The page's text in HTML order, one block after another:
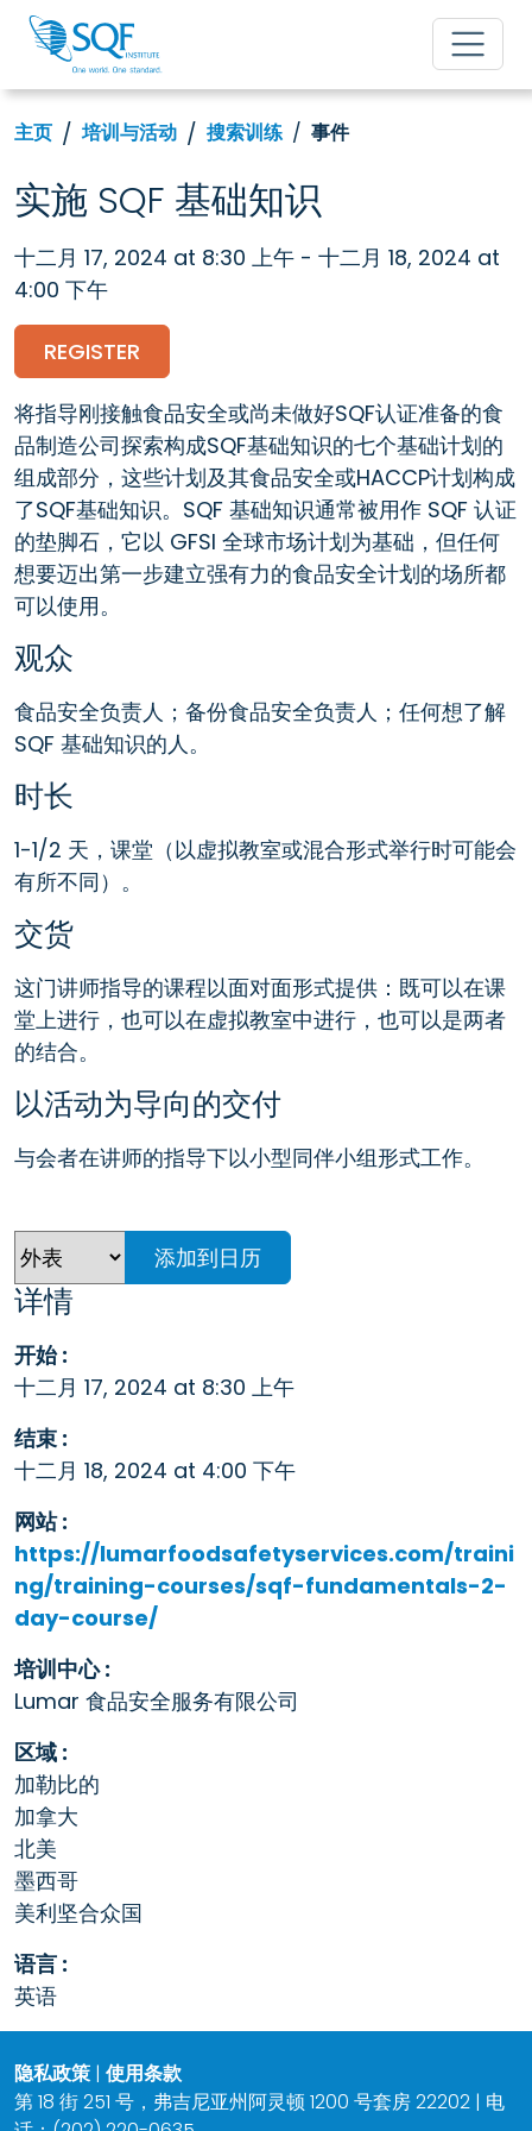
主页 培训与活动 搜索训练 事件
实施 SQF 基础知识
十二月 17, 2024 at 8:30 上午 - 十二月 18, 2024 at
4:00 下午
REGISTER
将指导刚接触食品安全或尚未做好SQF认证准备的食
品制造公司探索构成SQF基础知识的七个基础计划的
组成部分，这些计划及其食品安全或HACCP计划构成
了SQF基础知识。SQF 基础知识通常被用作 SQF 认证
的垫脚石，它以 GFSI 全球市场计划为基础，但任何
想要迈出第一步建立强有力的食品安全计划的场所都
可以使用。
观众
食品安全负责人；备份食品安全负责人；任何想了解
SQF 基础知识的人。
时长
1-1/2 天，课堂（以虚拟教室或混合形式举行时可能会
有所不同）。
交货
这门讲师指导的课程以面对面形式提供：既可以在课
堂上进行，也可以在虚拟教室中进行，也可以是两者
的结合。
以活动为导向的交付
与会者在讲师的指导下以小型同伴小组形式工作。
添加到日历
详情
开始 :
十二月 17, 2024 at 8:30 上午
结束 :
十二月 18, 2024 at 4:00 下午
网站 :
https://lumarfoodsafetyservices.com/traini
ng/training-courses/sqf-fundamentals-2-
day-course/
培训中心 :
Lumar 食品安全服务有限公司
区域 :
加勒比的
加拿大
北美
墨西哥
美利坚合众国
语言 :
英语
隐私政策 | 使用条款
第 18 街 251 号，弗吉尼亚州阿灵顿 1200 号套房 22202 | 电